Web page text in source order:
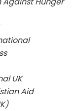
UK
Aid